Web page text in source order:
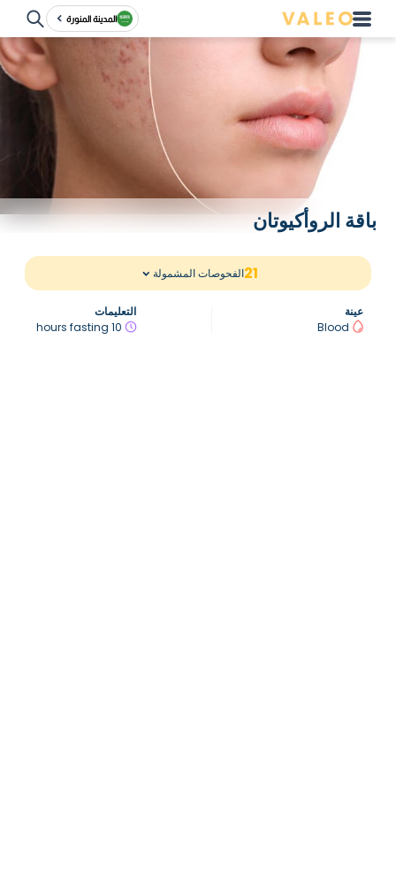
المدينة المنورة
باقة الروأكيوتان
21الفحوصات المشمولة
عينة
Blood
التعليمات
10 hours fasting